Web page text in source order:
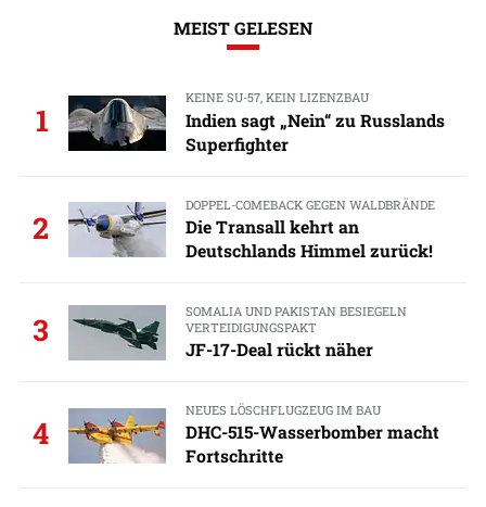
MEIST GELESEN
1
KEINE SU-57, KEIN LIZENZBAU
Indien sagt „Nein“ zu Russlands
Superfighter
2
DOPPEL-COMEBACK GEGEN WALDBRÄNDE
Die Transall kehrt an
Deutschlands Himmel zurück!
3
SOMALIA UND PAKISTAN BESIEGELN
VERTEIDIGUNGSPAKT
JF-17-Deal rückt näher
4
NEUES LÖSCHFLUGZEUG IM BAU
DHC-515-Wasserbomber macht
Fortschritte